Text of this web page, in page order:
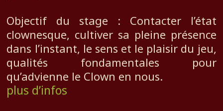
Objectif du stage : Contacter l’état
clownesque, cultiver sa pleine présence
dans l’instant, le sens et le plaisir du jeu,
qualités fondamentales pour
qu’advienne le Clown en nous.
plus d’infos